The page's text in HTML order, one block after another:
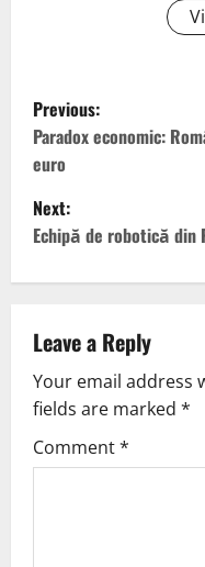
Previous:
Paradox economic:
euro
Next:
Echipă de robotică din
Leave a Reply
Your email address
fields are marked *
Comment*